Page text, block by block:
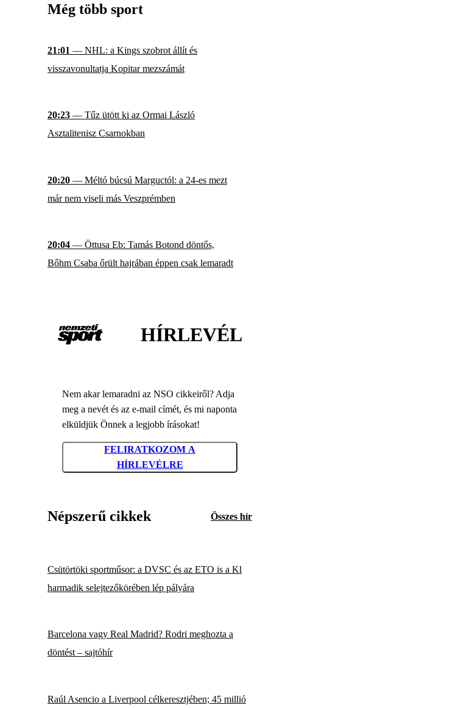
Még több sport
21:01 — NHL: a Kings szobrot állít és
visszavonultatja Kopitar mezszámát
20:23 — Tűz ütött ki az Ormai László
Asztalitenisz Csarnokban
20:20 — Méltó búcsú Marguctól: a 24-es mezt
már nem viseli más Veszprémben
20:04 — Öttusa Eb: Tamás Botond döntős,
Bőhm Csaba őrült hajrában éppen csak lemaradt
HÍRLEVÉL
Nem akar lemaradni az NSO cikkeiről? Adja
meg a nevét és az e-mail címét, és mi naponta
elküldjük Önnek a legjobb írásokat!
FELIRATKOZOM A
HÍRLEVÉLRE
Népszerű cikkek Összes hír
Csütörtöki sportműsor: a DVSC és az ETO is a Kl
harmadik selejtezőkörében lép pályára
Barcelona vagy Real Madrid? Rodri meghozta a
döntést – sajtóhír
Raúl Asencio a Liverpool célkeresztjében; 45 millió